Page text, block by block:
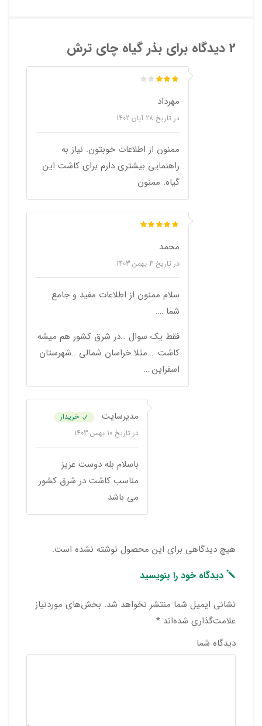
2 دیدگاه برای بذر گیاه چای ترش
مهرداد
در تاریخ 28 آبان 1402
ممنون از اطلاعات خوبتون. نیاز به
راهنمایی بیشتری دارم برای کاشت این
گیاه. ممنون
محمد
در تاریخ 4 بهمن 1403
سلام ممنون از اطلاعات مفید و جامع
شما ….
فقط یک سوال …در شرق کشور هم میشه
کاشت ….مثلا خراسان شمالی ..شهرستان
اسفراین …
مدیرسایت
خریدار
در تاریخ 10 بهمن 1403
باسلام بله دوست عزیز
مناسب کاشت در شرق کشور
می باشد
هیچ دیدگاهی برای این محصول نوشته نشده است.
دیدگاه خود را بنویسید
نشانی ایمیل شما منتشر نخواهد شد. بخش‌های موردنیاز
علامت‌گذاری شده‌اند *
دیدگاه شما